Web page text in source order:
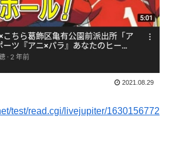
2021.08.29
test/read.cgi/livejupiter/1630156772